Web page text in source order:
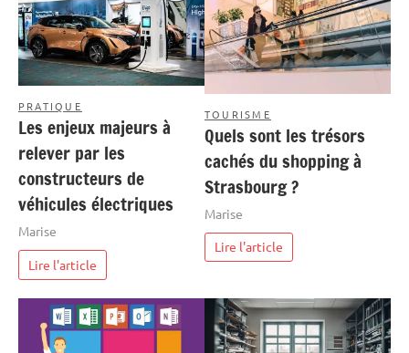
PRATIQUE
Les enjeux majeurs à
relever par les
constructeurs de
véhicules électriques
Marise
Lire l'article
TOURISME
Quels sont les trésors
cachés du shopping à
Strasbourg ?
Marise
Lire l'article